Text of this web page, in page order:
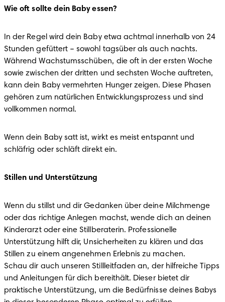
Wie oft sollte dein Baby essen?
In der Regel wird dein Baby etwa achtmal innerhalb von 24
Stunden gefüttert – sowohl tagsüber als auch nachts.
Während Wachstumsschüben, die oft in der ersten Woche
sowie zwischen der dritten und sechsten Woche auftreten,
kann dein Baby vermehrten Hunger zeigen. Diese Phasen
gehören zum natürlichen Entwicklungsprozess und sind
vollkommen normal.
Wenn dein Baby satt ist, wirkt es meist entspannt und
schläfrig oder schläft direkt ein.
Stillen und Unterstützung
Wenn du stillst und dir Gedanken über deine Milchmenge
oder das richtige Anlegen machst, wende dich an deinen
Kinderarzt oder eine Stillberaterin. Professionelle
Unterstützung hilft dir, Unsicherheiten zu klären und das
Stillen zu einem angenehmen Erlebnis zu machen.
Schau dir auch unseren Stillleitfaden an, der hilfreiche Tipps
und Anleitungen für dich bereithält. Dieser bietet dir
praktische Unterstützung, um die Bedürfnisse deines Babys